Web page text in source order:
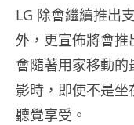
LG 除會繼續推出
外，更宣佈將會
會隨著用家移動
影時，即使不是
聽覺享受。